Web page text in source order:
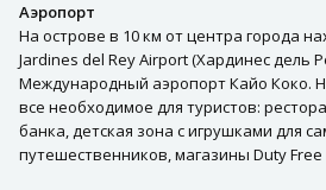
Аэропорт
На острове в 10 км от центра города
Jardines del Rey Airport (Хардинес дель
Международный аэропорт Кайо Коко.
все необходимое для туристов:
банка, детская зона с игрушками для
путешественников, магазины Duty Free